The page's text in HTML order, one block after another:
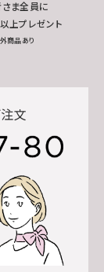
ま全員に
上プレゼント
商品あり
文